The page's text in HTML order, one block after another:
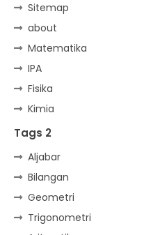
Sitemap
about
Matematika
IPA
Fisika
Kimia
Tags 2
Aljabar
Bilangan
Geometri
Trigonometri